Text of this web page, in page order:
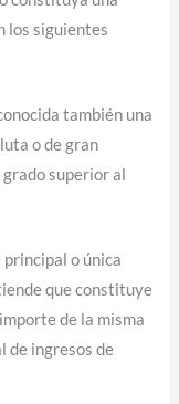
los siguientes
también una
o de gran
superior al
o única
que constituye
de la misma
de ingresos de